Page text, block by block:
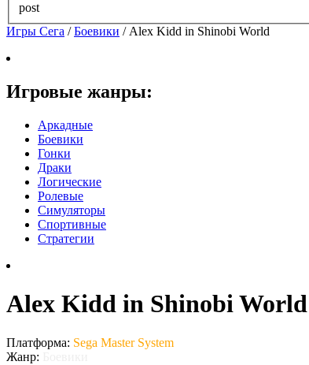
post
Игры Сега /Боевики / Alex Kidd in Shinobi World
Игровые жанры:
Аркадные
Боевики
Гонки
Драки
Логические
Ролевые
Симуляторы
Спортивные
Стратегии
Alex Kidd in Shinobi World
Платформа: Sega Master System
Жанр: